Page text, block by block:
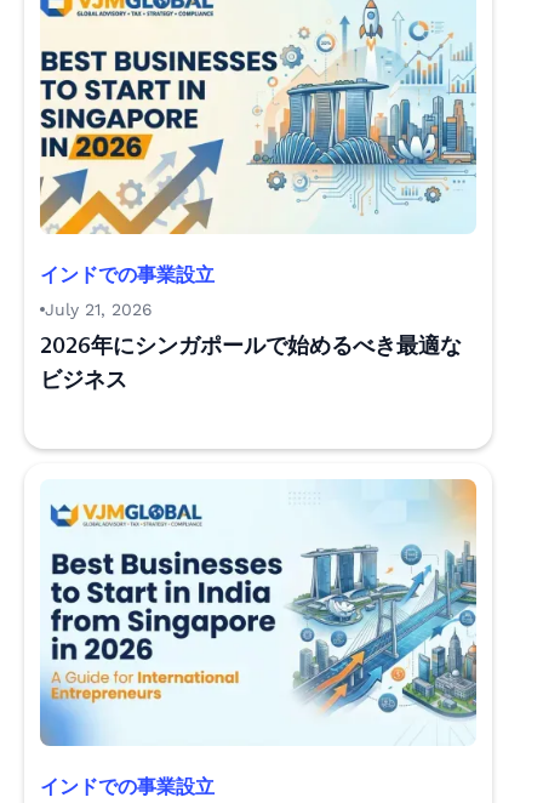
インドでの事業設立
July 21, 2026
2026年にシンガポールで始めるべき最適な
ビジネス
インドでの事業設立